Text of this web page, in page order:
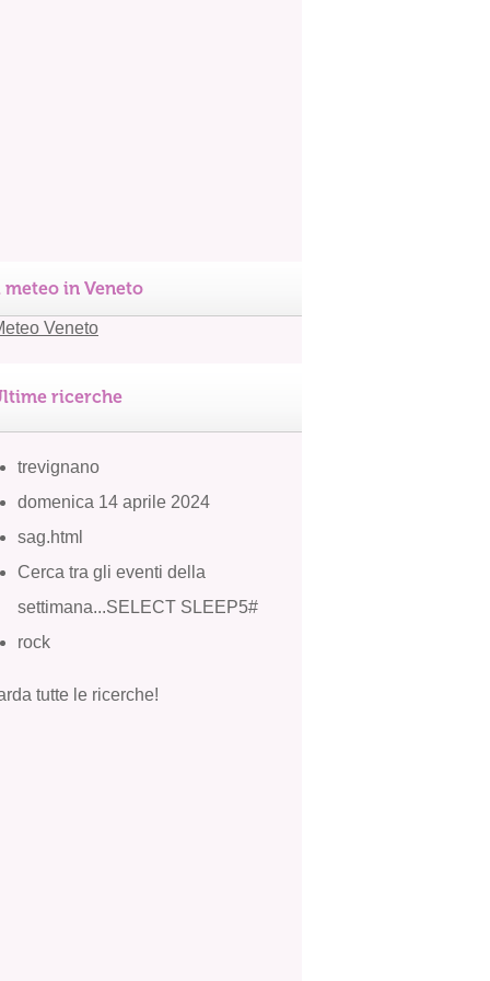
meteo in Veneto
ricerche
trevignano
domenica 14 aprile 2024
sag.html
Cerca tra gli eventi della
settimana...SELECT SLEEP5#
rock
tutte le ricerche!